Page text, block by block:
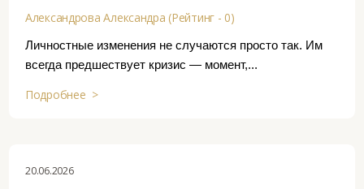
Александрова Александра (Рейтинг - 0)
Личностные изменения не случаются просто так. Им
всегда предшествует кризис — момент,...
Подробнее >
20.06.2026